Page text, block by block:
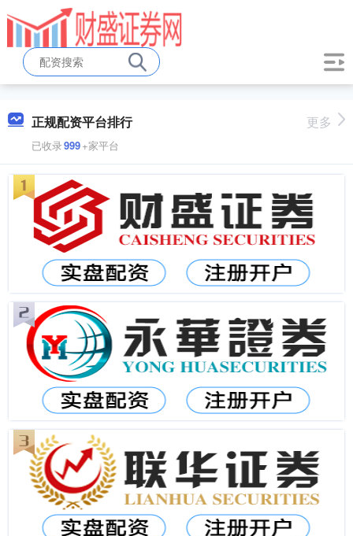
正规配资平台排行
已收录999+家平台
更多